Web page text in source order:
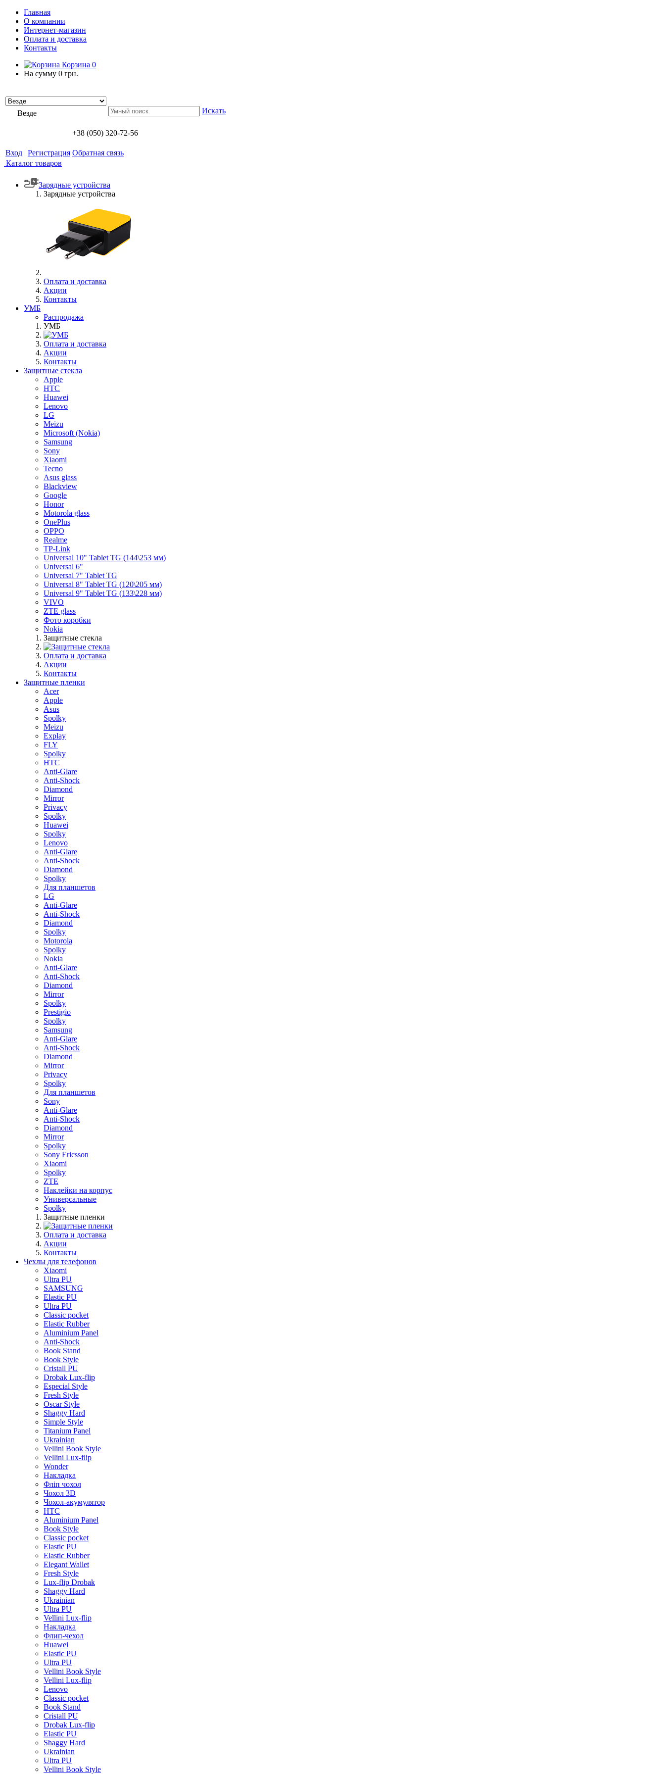
Главная
О компании
Интернет-магазин
Оплата и доставка
Контакты
Корзина 0
На сумму 0 грн.
Везде Искать
+38 (050) 320-72-56
Вход | Регистрация Обратная связь
Каталог товаров
Зарядные устройства
Зарядные устройства
Оплата и доставка
Акции
Контакты
УМБ
Распродажа
УМБ
Оплата и доставка
Акции
Контакты
Защитные стекла
Apple
HTC
Huawei
Lenovo
LG
Meizu
Microsoft (Nokia)
Samsung
Sony
Xiaomi
Tecno
Asus glass
Blackview
Google
Honor
Motorola glass
OnePlus
OPPO
Realme
TP-Link
Universal 10" Tablet TG (144\253 мм)
Universal 6"
Universal 7" Tablet TG
Universal 8" Tablet TG (120\205 мм)
Universal 9" Tablet TG (133\228 мм)
VIVO
ZTE glass
Фото коробки
Nokia
Защитные стекла
Оплата и доставка
Акции
Контакты
Защитные пленки
Acer
Apple
Asus
Spolky
Meizu
Explay
FLY
Spolky
HTC
Anti-Glare
Anti-Shock
Diamond
Mirror
Privacy
Spolky
Huawei
Spolky
Lenovo
Anti-Glare
Anti-Shock
Diamond
Spolky
Для планшетов
LG
Anti-Glare
Anti-Shock
Diamond
Spolky
Motorola
Spolky
Nokia
Anti-Glare
Anti-Shock
Diamond
Mirror
Spolky
Prestigio
Spolky
Samsung
Anti-Glare
Anti-Shock
Diamond
Mirror
Privacy
Spolky
Для планшетов
Sony
Anti-Glare
Anti-Shock
Diamond
Mirror
Spolky
Sony Ericsson
Xiaomi
Spolky
ZTE
Наклейки на корпус
Универсальные
Spolky
Защитные пленки
Оплата и доставка
Акции
Контакты
Чехлы для телефонов
Xiaomi
Ultra PU
SAMSUNG
Elastic PU
Ultra PU
Classic pocket
Elastic Rubber
Aluminium Panel
Anti-Shock
Book Stand
Book Style
Cristall PU
Drobak Lux-flip
Especial Style
Fresh Style
Oscar Style
Shaggy Hard
Simple Style
Titanium Panel
Ukrainian
Vellini Book Style
Vellini Lux-flip
Wonder
Накладка
Фліп чохол
Чохол 3D
Чохол-акумулятор
HTC
Aluminium Panel
Book Style
Classic pocket
Elastic PU
Elastic Rubber
Elegant Wallet
Fresh Style
Lux-flip Drobak
Shaggy Hard
Ukrainian
Ultra PU
Vellini Lux-flip
Накладка
Флип-чехол
Huawei
Elastic PU
Ultra PU
Vellini Book Style
Vellini Lux-flip
Lenovo
Classic pocket
Book Stand
Cristall PU
Drobak Lux-flip
Elastic PU
Shaggy Hard
Ukrainian
Ultra PU
Vellini Book Style